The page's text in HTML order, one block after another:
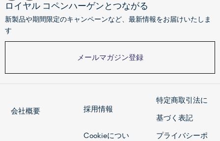
ロイヤル コペンハーゲンとつながる
新製品や期間限定のキャンペーンなど、最新情報をお届けいたしま
す
メールマガジン登録
会社概要 採用情報
特定商取引法に
基づく表記
Cookieについ プライバシーポ